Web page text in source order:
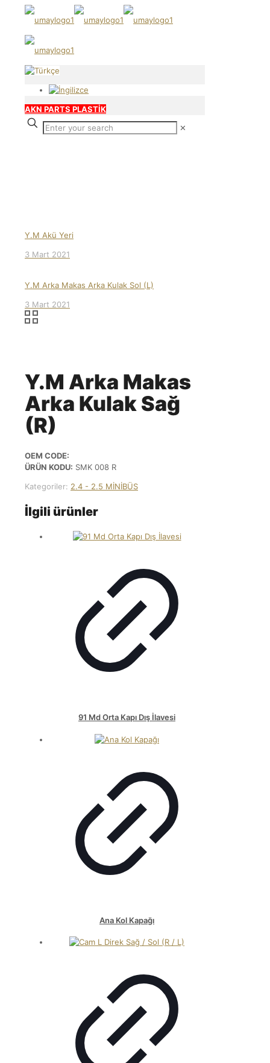
AKN PARTS PLASTİK
✕
Y.M Akü Yeri
3 Mart 2021
Y.M Arka Makas Arka Kulak Sol (L)
3 Mart 2021
Y.M Arka Makas
Arka Kulak Sağ
(R)
OEM CODE:
ÜRÜN KODU: SMK 008 R
Kategoriler: 2.4 - 2.5 MİNİBÜS
İlgili ürünler
91 Md Orta Kapı Dış İlavesi
Ana Kol Kapağı